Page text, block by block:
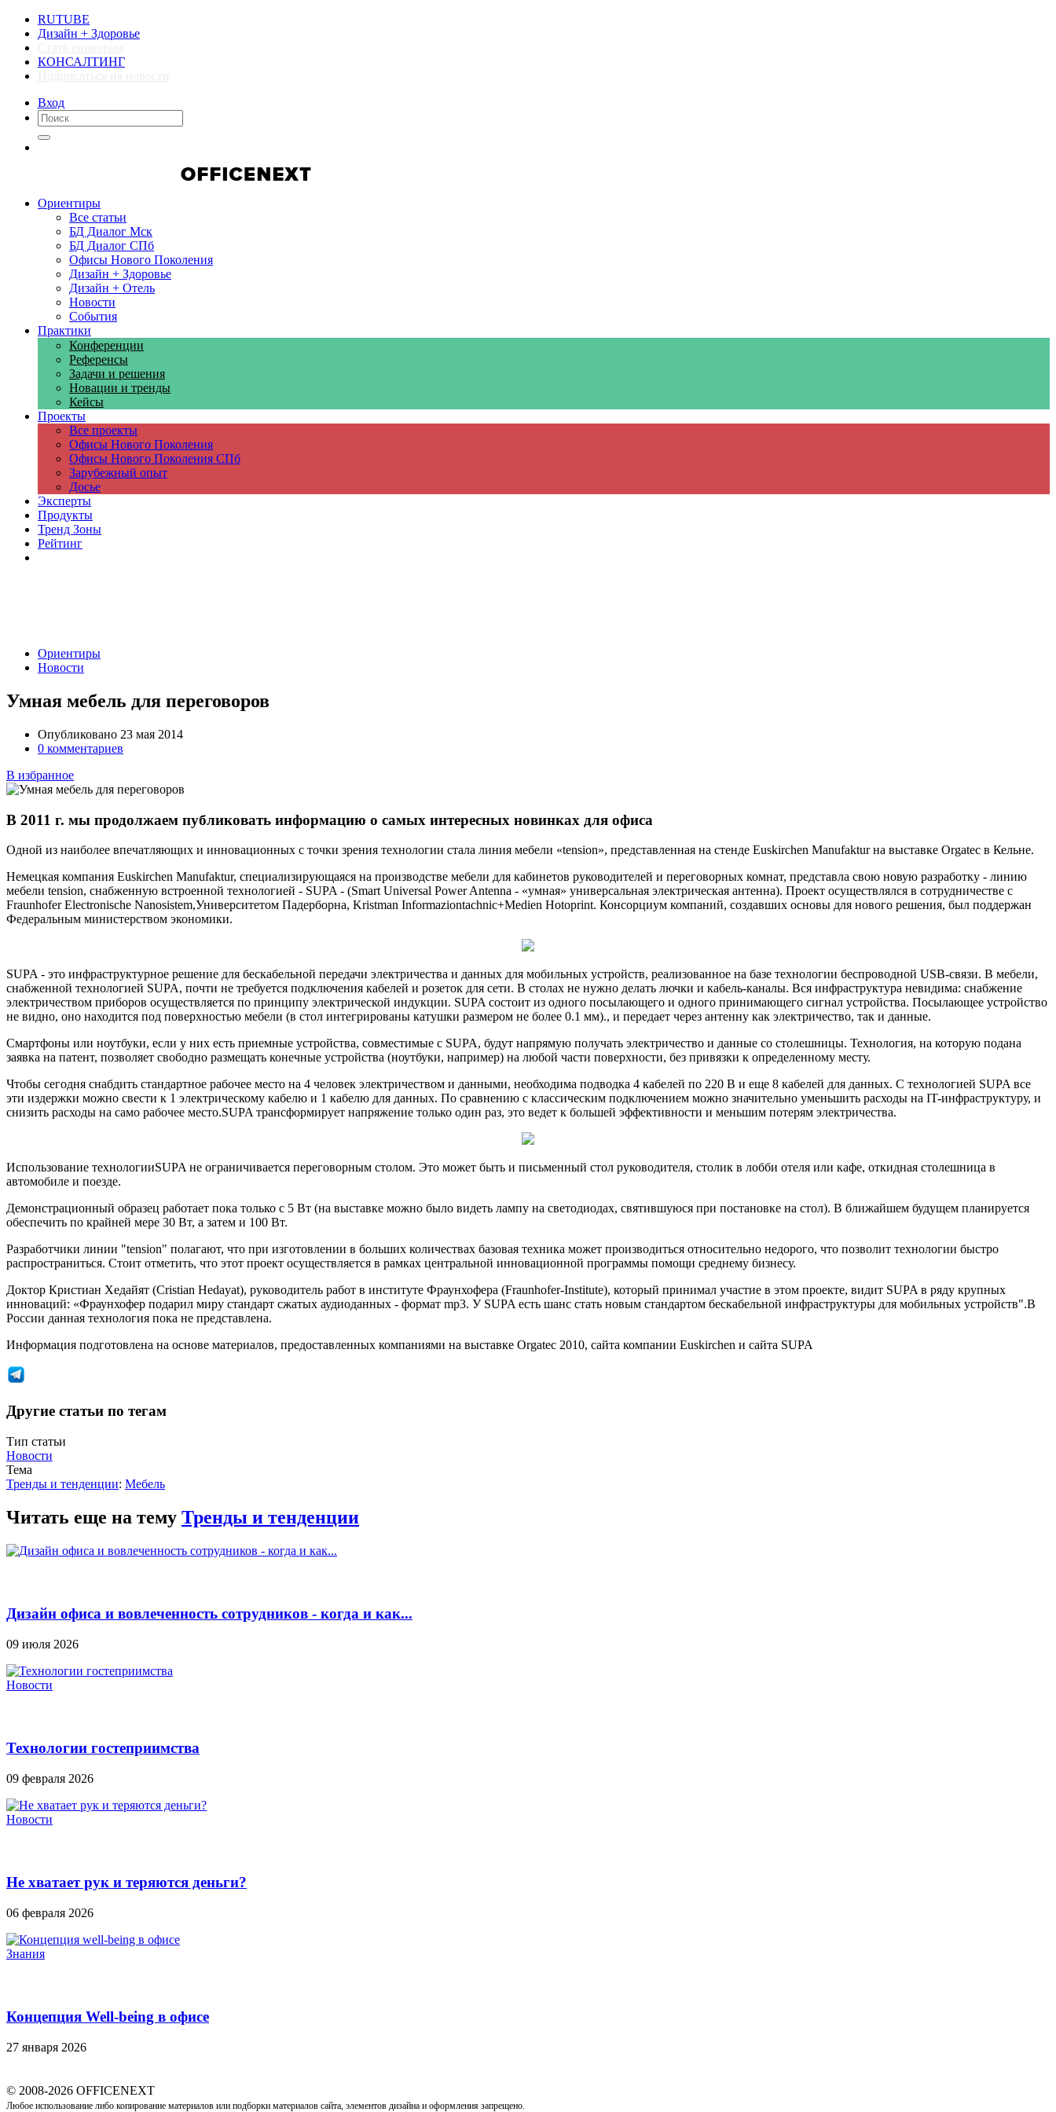
RUTUBE
Дизайн + Здоровье
КОНСАЛТИНГ
Вход
Ориентиры
Все статьи
БД Диалог Мск
БД Диалог СПб
Офисы Нового Поколения
Дизайн + Здоровье
Дизайн + Отель
Новости
События
Практики
Конференции
Референсы
Задачи и решения
Новации и тренды
Кейсы
Проекты
Все проекты
Офисы Нового Поколения
Офисы Нового Поколения СПб
Зарубежный опыт
Досье
Эксперты
Продукты
Тренд Зоны
Рейтинг
Ориентиры
Новости
Умная мебель для переговоров
Опубликовано 23 мая 2014
0 комментариев
В избранное
В 2011 г. мы продолжаем публиковать информацию о самых интересных новинках для офиса
Одной из наиболее впечатляющих и инновационных с точки зрения технологии стала линия мебели «tension», представленная на стенде Euskirchen Manufaktur на выставке Orgatec в Кельне.
Немецкая компания Euskirchen Manufaktur, специализирующаяся на производстве мебели для кабинетов руководителей и переговорных комнат, представла свою новую разработку - линию
мебели tension, снабженную встроенной технологией - SUPA - (Smart Universal Power Antenna - «умная» универсальная электрическая антенна). Проект осуществлялся в сотрудничестве с
Fraunhofer Electronische Nanosistem,Университетом Падерборна, Kristman Informaziontachnic+Medien Hotoprint. Консорциум компаний, создавших основы для нового решения, был поддержан
Федеральным министерством экономики.
SUPA - это инфраструктурное решение для бескабельной передачи электричества и данных для мобильных устройств, реализованное на базе технологии беспроводной USB-связи. В мебели,
снабженной технологией SUPA, почти не требуется подключения кабелей и розеток для сети. В столах не нужно делать лючки и кабель-каналы. Вся инфраструктура невидима: снабжение
электричеством приборов осуществляется по принципу электрической индукции. SUPA состоит из одного посылающего и одного принимающего сигнал устройства. Посылающее устройство
не видно, оно находится под поверхностью мебели (в стол интегрированы катушки размером не более 0.1 мм)., и передает через антенну как электричество, так и данные.
Смартфоны или ноутбуки, если у них есть приемные устройства, совместимые с SUPA, будут напрямую получать электричество и данные со столешницы. Технология, на которую подана
заявка на патент, позволяет свободно размещать конечные устройства (ноутбуки, например) на любой части поверхности, без привязки к определенному месту.
Чтобы сегодня снабдить стандартное рабочее место на 4 человек электричеством и данными, необходима подводка 4 кабелей по 220 В и еще 8 кабелей для данных. С технологией SUPA все
эти издержки можно свести к 1 электрическому кабелю и 1 кабелю для данных. По сравнению с классическим подключением можно значительно уменьшить расходы на IT-инфраструктуру, и
снизить расходы на само рабочее место.SUPA трансформирует напряжение только один раз, это ведет к большей эффективности и меньшим потерям электричества.
Использование технологииSUPA не ограничивается переговорным столом. Это может быть и письменный стол руководителя, столик в лобби отеля или кафе, откидная столешница в
автомобиле и поезде.
Демонстрационный образец работает пока только с 5 Вт (на выставке можно было видеть лампу на светодиодах, святившуюся при постановке на стол). В ближайшем будущем планируется
обеспечить по крайней мере 30 Вт, а затем и 100 Вт.
Разработчики линии "tension" полагают, что при изготовлении в больших количествах базовая техника может производиться относительно недорого, что позволит технологии быстро
распространиться. Стоит отметить, что этот проект осуществляется в рамках центральной инновационной программы помощи среднему бизнесу.
Доктор Кристиан Хедайят (Cristian Hedayat), руководитель работ в институте Фраунхофера (Fraunhofer-Institute), который принимал участие в этом проекте, видит SUPA в ряду крупных
инноваций: «Фраунхофер подарил миру стандарт сжатых аудиоданных - формат mp3. У SUPA есть шанс стать новым стандартом бескабельной инфраструктуры для мобильных устройств".В
России данная технология пока не представлена.
Информация подготовлена на основе материалов, предоставленных компаниями на выставке Orgatec 2010, сайта компании Euskirchen и сайта SUPA
Другие статьи по тегам
Тип статьи
Новости
Тема
Тренды и тенденции: Мебель
Читать еще на тему Тренды и тенденции
Дизайн офиса и вовлеченность сотрудников - когда и как...
09 июля 2026
Новости
Технологии гостеприимства
09 февраля 2026
Новости
Не хватает рук и теряются деньги?
06 февраля 2026
Знания
Концепция Well-being в офисе
27 января 2026
© 2008-2026 OFFICENEXT
Любое использование либо копирование материалов или подборки материалов сайта, элементов дизайна и оформления запрещено.